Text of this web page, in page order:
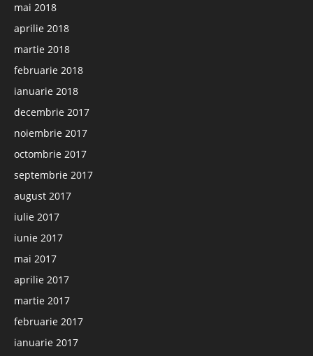
mai 2018
aprilie 2018
martie 2018
februarie 2018
ianuarie 2018
decembrie 2017
noiembrie 2017
octombrie 2017
septembrie 2017
august 2017
iulie 2017
iunie 2017
mai 2017
aprilie 2017
martie 2017
februarie 2017
ianuarie 2017